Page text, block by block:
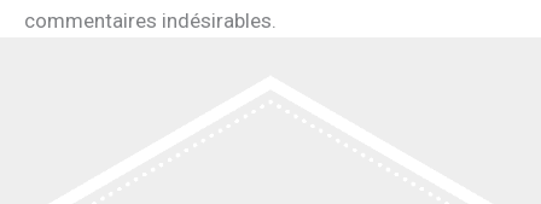
commentaires indésirables.